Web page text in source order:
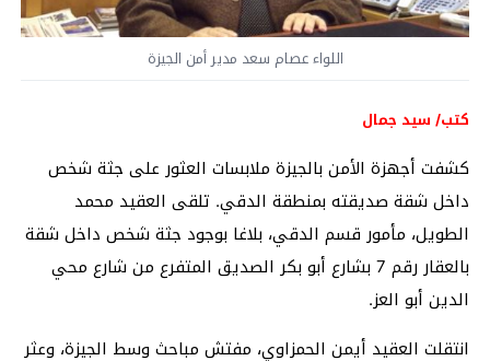
اللواء عصام سعد مدير أمن الجيزة
كتب/ سيد جمال
كشفت أجهزة الأمن بالجيزة ملابسات العثور على جثة شخص
داخل شقة صديقته بمنطقة الدقي. تلقى العقيد محمد
الطويل، مأمور قسم الدقي، بلاغا بوجود جثة شخص داخل شقة
بالعقار رقم 7 بشارع أبو بكر الصديق المتفرع من شارع محي
الدين أبو العز.
انتقلت العقيد أيمن الحمزاوي، مفتش مباحث وسط الجيزة، وعثر